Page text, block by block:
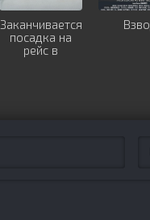
Заканчивается
посадка на
рейс в